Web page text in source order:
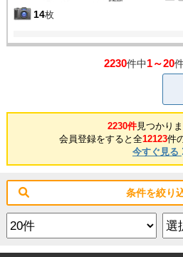
14枚
2230件中1～20
2230件見つかり
会員登録をすると全12123件
今すぐ見る
条件を絞り